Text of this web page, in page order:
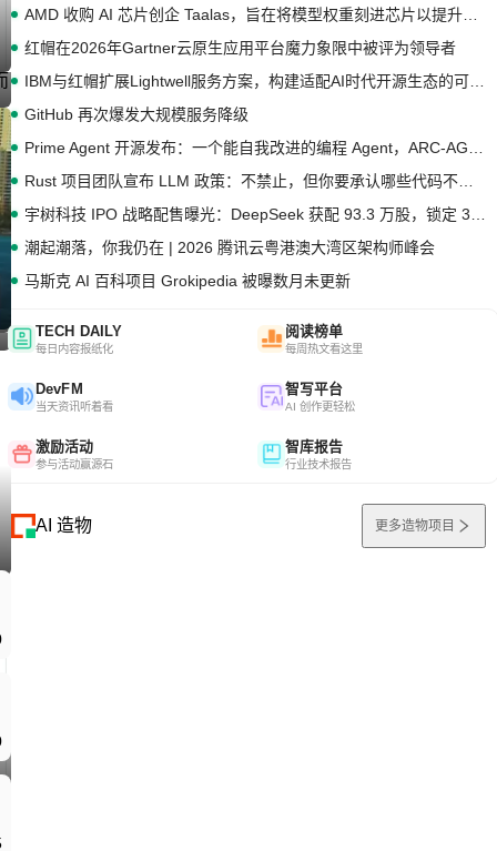
红帽在2026年Gartner云原生应用平台魔力象限中被评为领导者
GitHub 再次爆发大规模服务降级
潮起潮落，你我仍在 | 2026 腾讯云粤港澳大湾区架构师峰会
马斯克 AI 百科项目 Grokipedia 被曝数月未更新
TECH DAILY
每日内容报纸化
阅读榜单
每周热文看这里
DevFM
当天资讯听着看
智写平台
AI 创作更轻松
激励活动
参与活动赢源石
智库报告
行业技术报告
AI 造物 更多造物项目